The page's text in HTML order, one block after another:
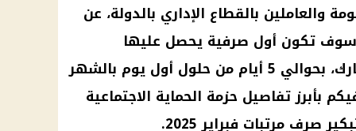
والعاملين بالقطاع الإداري بالدولة، عن
تكون أول صرفية يحصل عليها
المبارك، بحوالي 5 أيام من حلول أول يوم بالشهر
بأبرز تفاصيل حزمة الحماية الاجتماعية
صرف مرتبات فبراير 2025 .